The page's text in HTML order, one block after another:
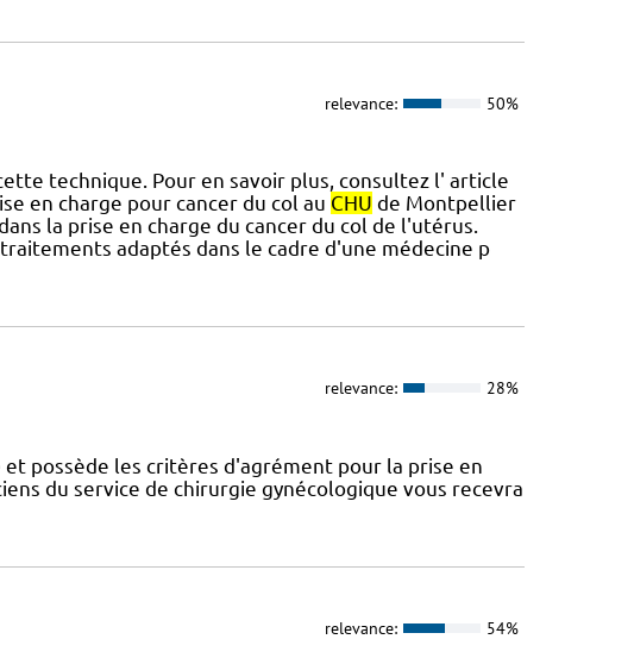
relevance: 50%
technique. Pour en savoir plus, consultez l' article
en charge pour cancer du col au CHU de Montpellier
la prise en charge du cancer du col de l'utérus.
adaptés dans le cadre d'une médecine p
relevance: 28%
possède les critères d'agrément pour la prise en
du service de chirurgie gynécologique vous recevra
relevance: 54%